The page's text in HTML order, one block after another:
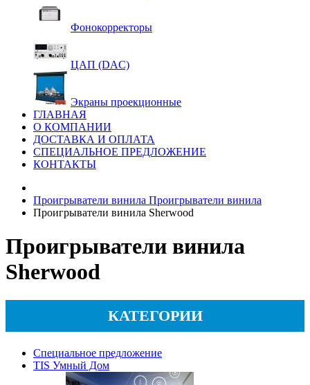
Фонокорректоры
ЦАП (DAC)
Экраны проекционные
ГЛАВНАЯ
О КОМПАНИИ
ДОСТАВКА И ОПЛАТА
СПЕЦИАЛЬНОЕ ПРЕДЛОЖЕНИЕ
КОНТАКТЫ
Проигрыватели винила Проигрыватели винила
Проигрыватели винила Sherwood
Проигрыватели винила
Sherwood
КАТЕГОРИИ
Специальное предложение
TIS Умный Дом